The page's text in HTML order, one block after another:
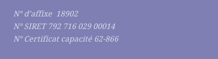
N° d’affixe 18902
N° SIRET 792 716 029 00014
N° Certificat capacité 62-866